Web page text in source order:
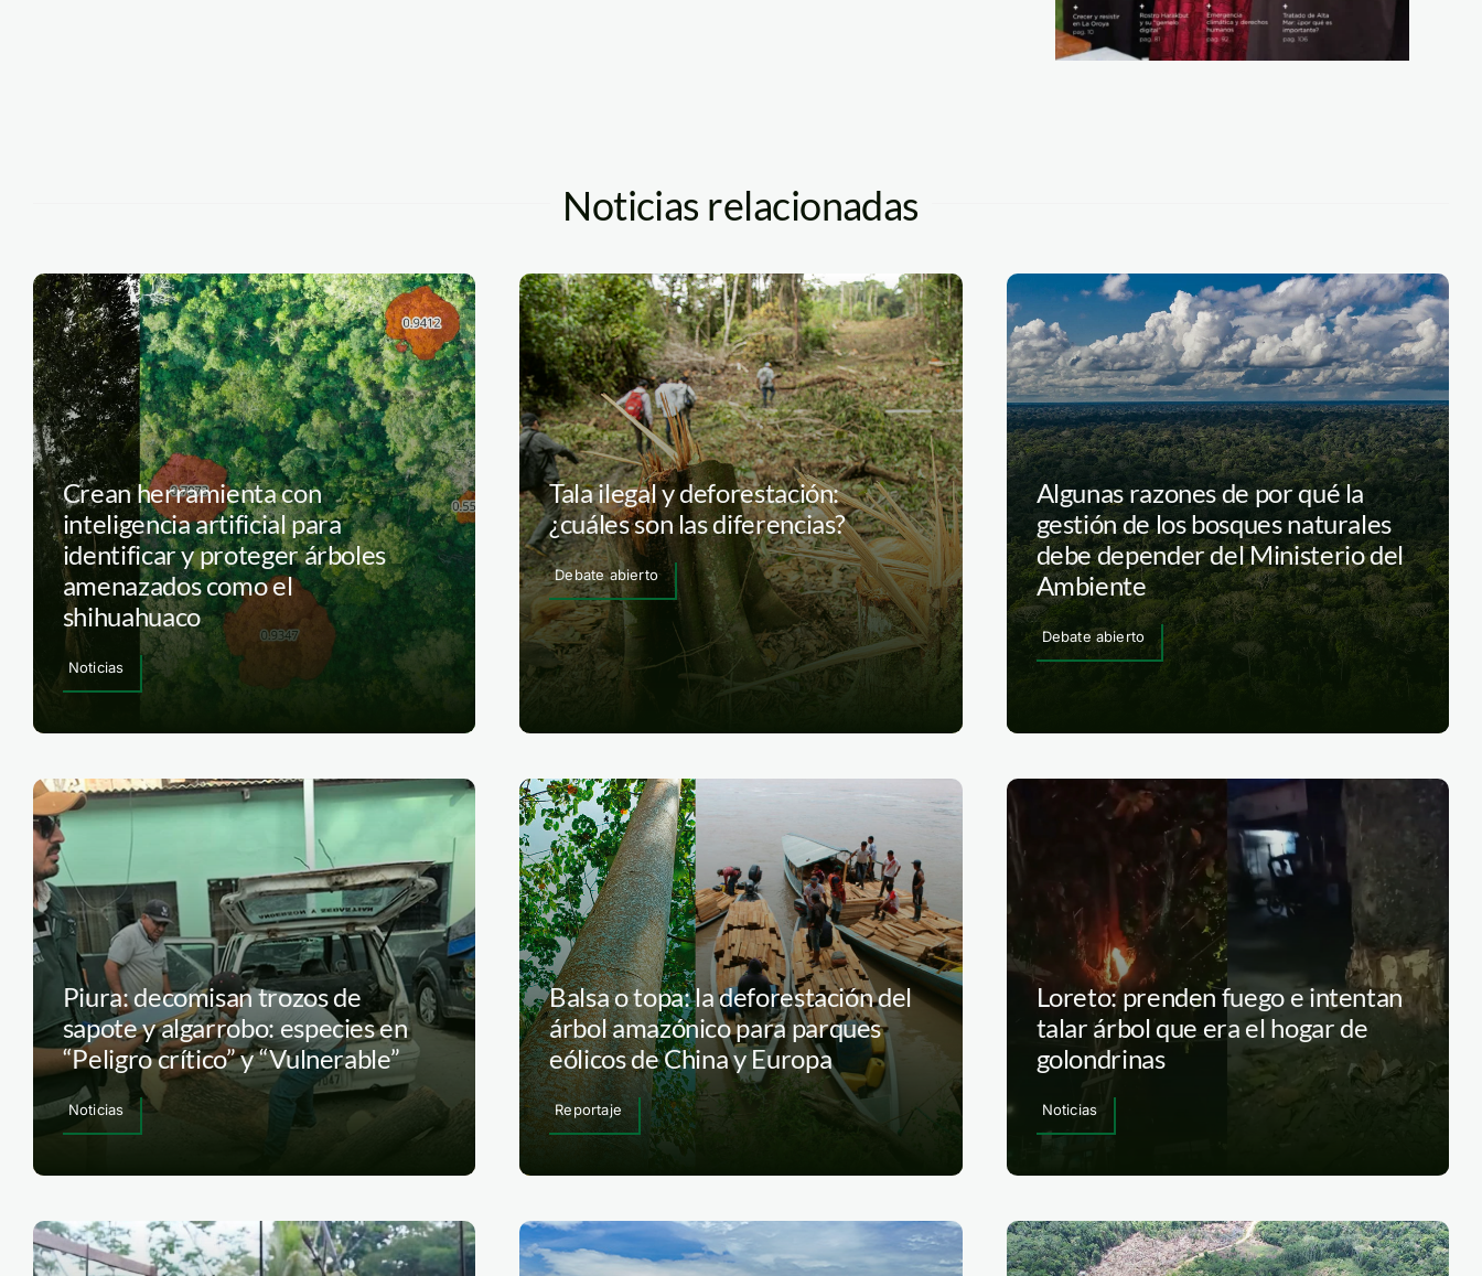
Noticias relacionadas
Crean herramienta con
inteligencia artificial para
identificar y proteger árboles
amenazados como el
shihuahuaco
Noticias
Tala ilegal y deforestación:
¿cuáles son las diferencias?
Debate abierto
Algunas razones de por qué la
gestión de los bosques naturales
debe depender del Ministerio del
Ambiente
Debate abierto
Piura: decomisan trozos de
sapote y algarrobo: especies en
“Peligro crítico” y “Vulnerable”
Noticias
Balsa o topa: la deforestación del
árbol amazónico para parques
eólicos de China y Europa
Reportaje
Loreto: prenden fuego e intentan
talar árbol que era el hogar de
golondrinas
Noticias